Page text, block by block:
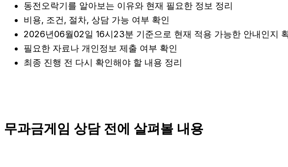
동전오락기를 알아보는 이유와 현재 필요한 정보 정리
비용, 조건, 절차, 상담 가능 여부 확인
2026년06월02일 16시23분 기준으로 현재 적용 가능한 안내인지
필요한 자료나 개인정보 제출 여부 확인
최종 진행 전 다시 확인해야 할 내용 정리
무과금게임 상담 전에 살펴볼 내용